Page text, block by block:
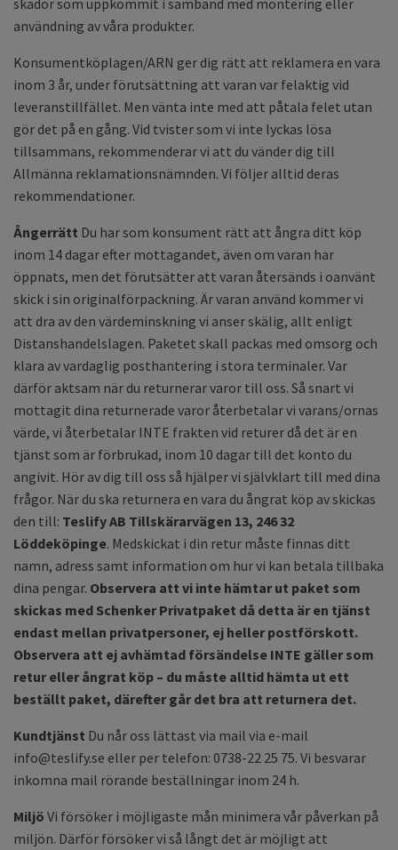
användning av våra produkter.
Konsumentköplagen/ARN ger dig rätt att reklamera en vara
inom 3 år, under förutsättning att varan var felaktig vid
leveranstillfället. Men vänta inte med att påtala felet utan
gör det på en gång. Vid tvister som vi inte lyckas lösa
tillsammans, rekommenderar vi att du vänder dig till
Allmänna reklamationsnämnden. Vi följer alltid deras
rekommendationer.
Ångerrätt Du har som konsument rätt att ångra ditt köp
inom 14 dagar efter mottagandet, även om varan har
öppnats, men det förutsätter att varan återsänds i oanvänt
skick i sin originalförpackning. Är varan använd kommer vi
att dra av den värdeminskning vi anser skälig, allt enligt
Distanshandelslagen. Paketet skall packas med omsorg och
klara av vardaglig posthantering i stora terminaler. Var
därför aktsam när du returnerar varor till oss. Så snart vi
mottagit dina returnerade varor återbetalar vi varans/ornas
värde, vi återbetalar INTE frakten vid returer då det är en
tjänst som är förbrukad, inom 10 dagar till det konto du
angivit. Hör av dig till oss så hjälper vi självklart till med dina
frågor. När du ska returnera en vara du ångrat köp av skickas
den till: Teslify AB Tillskärarvägen 13, 246 32
Löddeköpinge. Medskickat i din retur måste finnas ditt
namn, adress samt information om hur vi kan betala tillbaka
dina pengar. Observera att vi inte hämtar ut paket som
skickas med Schenker Privatpaket då detta är en tjänst
endast mellan privatpersoner, ej heller postförskott.
Observera att ej avhämtad försändelse INTE gäller som
retur eller ångrat köp – du måste alltid hämta ut ett
beställt paket, därefter går det bra att returnera det.
Kundtjänst Du når oss lättast via mail via e-mail
info@teslify.se eller per telefon: 0738-22 25 75. Vi besvarar
inkomna mail rörande beställningar inom 24 h.
Miljö Vi försöker i möjligaste mån minimera vår påverkan på
miljön. Därför försöker vi så långt det är möjligt att